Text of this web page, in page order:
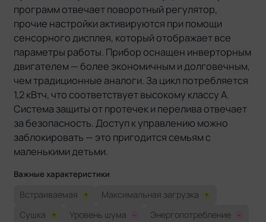
программ отвечает поворотный регулятор,
прочие настройки активируются при помощи
сенсорного дисплея, который отображает все
параметры работы. Прибор оснащен инверторным
двигателем — более экономичным и долговечным,
чем традиционные аналоги. За цикл потребляется
1,2 кВтч, что соответствует высокому классу А.
Система защиты от протечек и перелива отвечает
за безопасность. Доступ к управлению можно
заблокировать — это пригодится семьям с
маленькими детьми.
Важные характеристики
Встраиваемая + Максимальная загрузка +
Сушка + Уровень шума - Энергопотребление -